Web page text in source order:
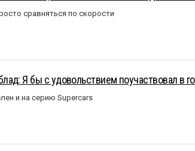
сравняться по скорости
Я бы с удовольствием поучаствовал в
и на серию Supercars